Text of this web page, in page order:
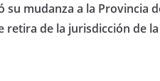
su mudanza a la Provincia
retira de la jurisdicción de la